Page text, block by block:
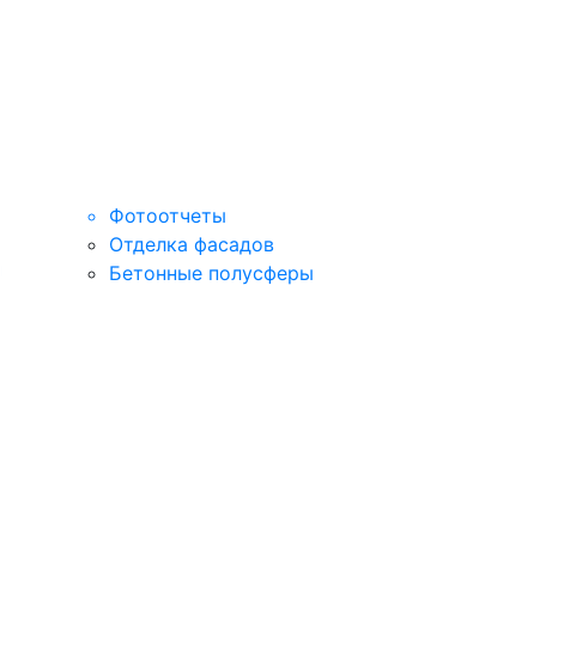
Фотоотчеты
Отделка фасадов
Бетонные полусферы